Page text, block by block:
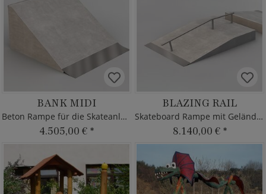
BANK MIDI
Beton Rampe für die Skateanlage
4.505,00 € *
BLAZING RAIL
Skateboard Rampe mit Geländer
8.140,00 € *